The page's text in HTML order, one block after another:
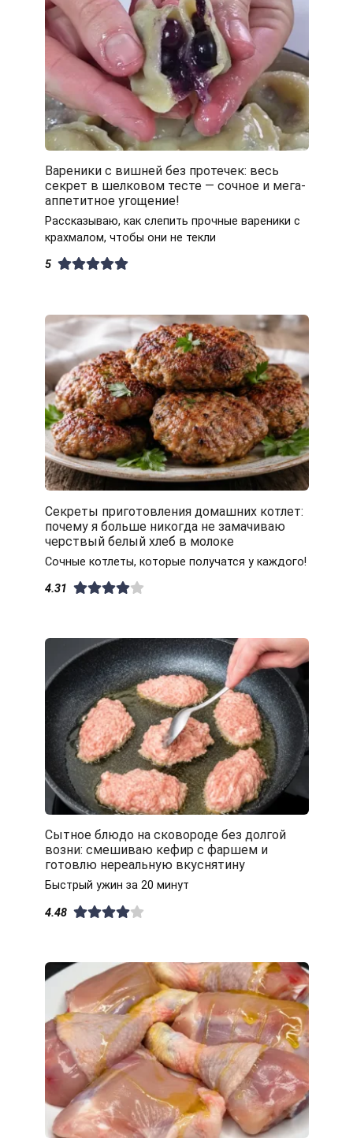
Вареники с вишней без протечек: весь
секрет в шелковом тесте — сочное и мега-
аппетитное угощение!
Рассказываю, как слепить прочные вареники с
крахмалом, чтобы они не текли
5
Секреты приготовления домашних котлет:
почему я больше никогда не замачиваю
черствый белый хлеб в молоке
Сочные котлеты, которые получатся у каждого!
4.31
Сытное блюдо на сковороде без долгой
возни: смешиваю кефир с фаршем и
готовлю нереальную вкуснятину
Быстрый ужин за 20 минут
4.48